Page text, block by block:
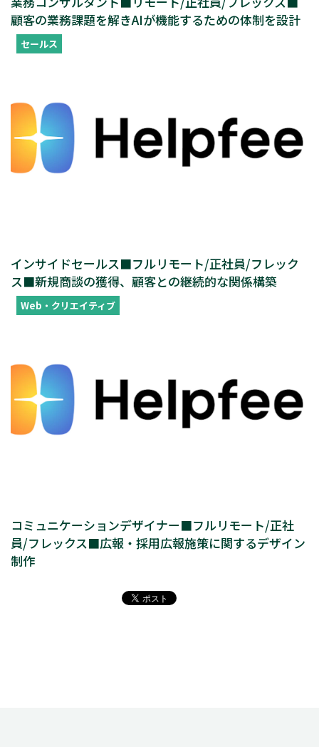
顧客の業務課題を解きAIが機能するための体制を設計
セールス
インサイドセールス■フルリモート/正社員/フレック
ス■新規商談の獲得、顧客との継続的な関係構築
Web・クリエイティブ
コミュニケーションデザイナー■フルリモート/正社
員/フレックス■広報・採用広報施策に関するデザイン
制作